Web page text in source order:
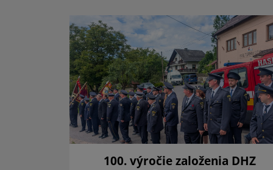
100. výročie založenia DHZ